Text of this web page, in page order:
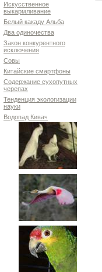
Искусственное
выкармливание
Белый какаду Альба
Два одиночества
Закон конкурентного
исключения
Совы
Китайские смартфоны
Содержание сухопутных
черепах
Тенденция экологизации
науки
Водопад Кивач